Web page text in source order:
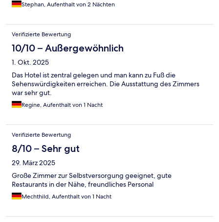
Stephan, Aufenthalt von 2 Nächten
Verifizierte Bewertung
10/10 – Außergewöhnlich
1. Okt. 2025
Das Hotel ist zentral gelegen und man kann zu Fuß die
Sehenswürdigkeiten erreichen. Die Ausstattung des Zimmers
war sehr gut.
Regine, Aufenthalt von 1 Nacht
Verifizierte Bewertung
8/10 – Sehr gut
29. März 2025
Große Zimmer zur Selbstversorgung geeignet, gute
Restaurants in der Nähe, freundliches Personal
Mechthild, Aufenthalt von 1 Nacht